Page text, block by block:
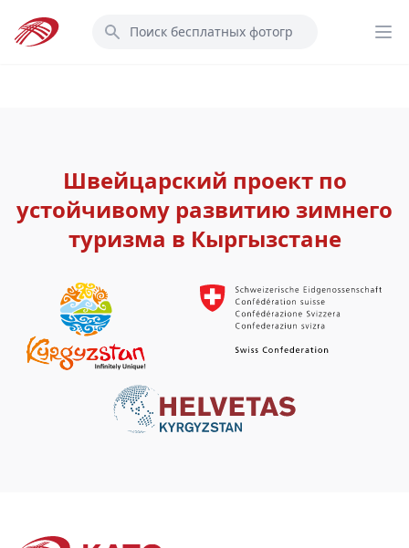
Поиск
Швейцарский проект по
устойчивому развитию зимнего
туризма в Кыргызстане